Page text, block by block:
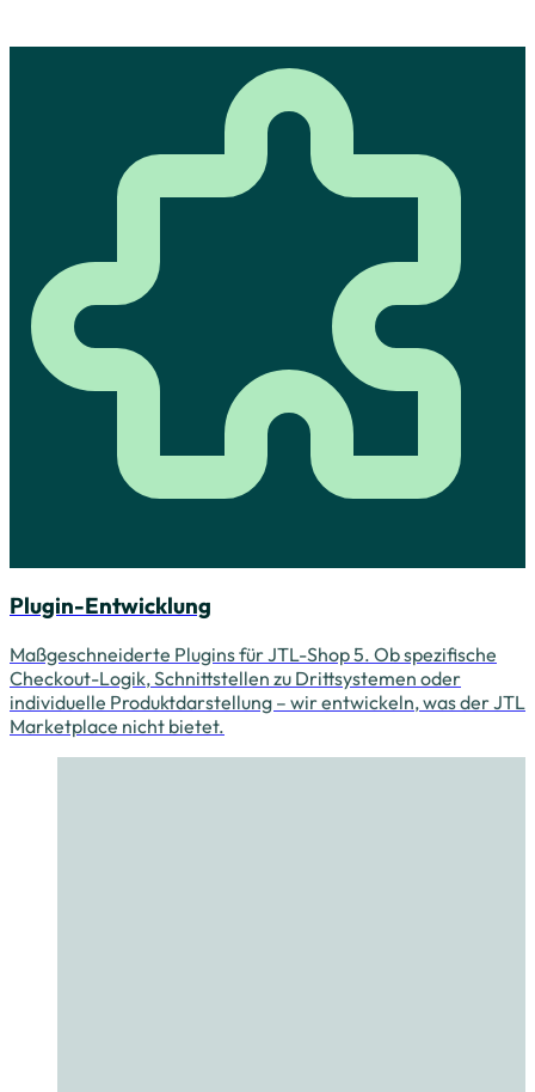
Plugin-Entwicklung
Maßgeschneiderte Plugins für JTL-Shop 5. Ob spezifische
Checkout-Logik, Schnittstellen zu Drittsystemen oder
individuelle Produktdarstellung – wir entwickeln, was der JTL
Marketplace nicht bietet.